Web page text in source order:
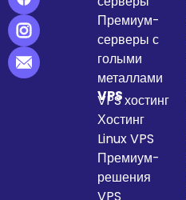
Премиум-
серверы с
голыми
металлами
VPS
VPS хостинг
Хостинг
Linux VPS
Премиум-
решения